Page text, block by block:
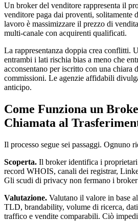
Un broker del venditore rappresenta il
venditore paga dai proventi, solitamente
lavoro è massimizzare il prezzo di
multi-canale con acquirenti qualificati.
La rappresentanza doppia crea conflitti.
entrambi i lati rischia bias a meno che
acconsentano per iscritto con una chiara
commissioni. Le agenzie affidabili
anticipo.
Come Funziona un
Chiamata al
Il processo segue sei passaggi. Ognuno
Scoperta. Il broker identifica i
record WHOIS, canali dei registrar,
Gli scudi di privacy non fermano i broker
Valutazione. Valutano il valore in base
TLD, brandability, volume di ricerca,
traffico e vendite comparabili. Ciò